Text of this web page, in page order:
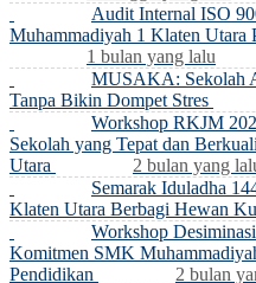
Audit Internal ISO
Muhammadiyah 1 Klaten Utara
1 bulan yang lalu
MUSAKA: Sekolah
Tanpa Bikin Dompet Stres
Workshop RKJM
Sekolah yang Tepat dan
Utara
2 bulan yang
Semarak Iduladha
Klaten Utara Berbagi Hewan
Workshop
Komitmen SMK
Pendidikan
2 bulan